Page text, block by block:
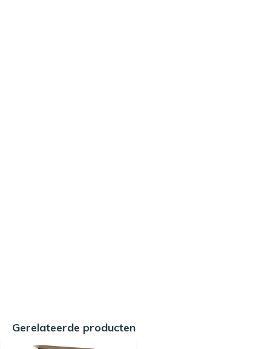
Gerelateerde producten